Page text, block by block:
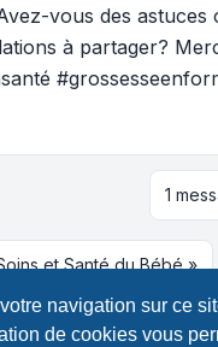
navigation sur ce
de cookies vous
vous des astuces
à partager?
1
et Santé du Bébé »